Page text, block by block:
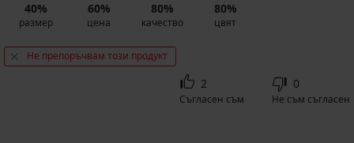
40%
размер
60%
цена
80%
качество
80%
цвят
Не препоръчвам този продукт
2
Съгласен съм
0
Не съм съгласен